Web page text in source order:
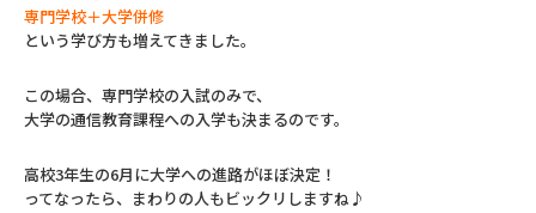
専門学校＋大学併修
という学び方も増えてきました。
この場合、専門学校の入試のみで、
大学の通信教育課程への入学も決まるのです。
高校3年生の6月に大学への進路がほぼ決定！
ってなったら、まわりの人もビックリしますね♪